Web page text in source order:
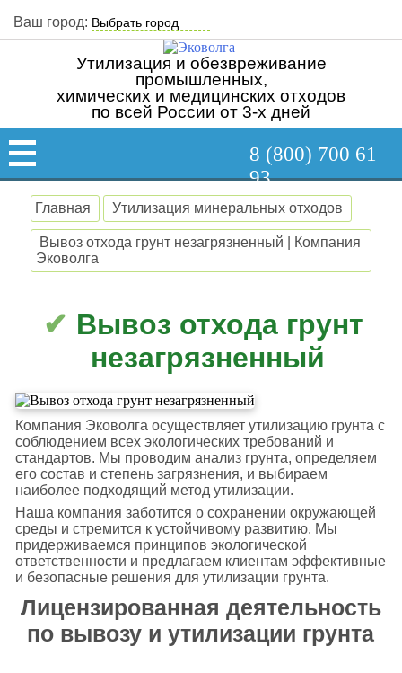
Ваш город:
Утилизация и обезвреживание
промышленных,
химических и медицинских отходов
по всей России от 3-х дней
8 (800) 700 61
93
Главная Утилизация минеральных отходов
Вывоз отхода грунт незагрязненный | Компания
Эковолга
Вывоз отхода грунт
незагрязненный
Компания Эковолга осуществляет утилизацию грунта с
соблюдением всех экологических требований и
стандартов. Мы проводим анализ грунта, определяем
его состав и степень загрязнения, и выбираем
наиболее подходящий метод утилизации.
Наша компания заботится о сохранении окружающей
среды и стремится к устойчивому развитию. Мы
придерживаемся принципов экологической
ответственности и предлагаем клиентам эффективные
и безопасные решения для утилизации грунта.
Лицензированная деятельность
по вывозу и утилизации грунта